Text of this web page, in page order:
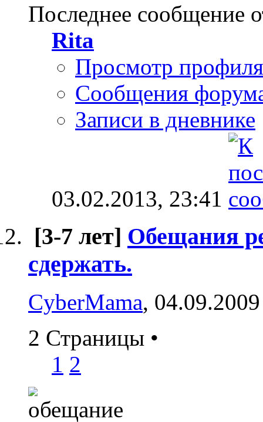
Последнее сообщение
Rita
Просмотр профиля
Сообщения
Записи в дневнике
03.02.2013, 23:41
[3-7 лет] Обещания
сдержать.
CyberMama,
2 Страницы •
1 2